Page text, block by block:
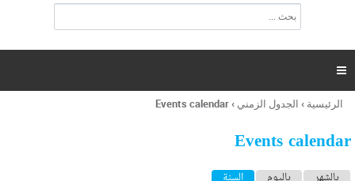
ت
ر
ل
ح
ب

أنت
هنا
الرئيسية › الجدول الزمني ›
Events calendar
Events calendar